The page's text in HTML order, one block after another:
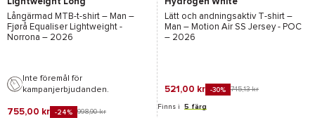
Sleeve M'S Olive
Night
Långärmad MTB-t-shirt – Man –
Fjørå Equaliser Lightweight -
Norrona – 2026
Inte föremål för
kampanjerbjudanden.
755,00 kr -24% 998,90 kr
Lätt och andningsaktiv T-shirt –
Man – Motion Air SS Jersey - POC
– 2026
521,00 kr -30% 745,13 kr
Finns i 5 färg